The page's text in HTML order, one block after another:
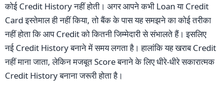
कोई Credit History नहीं होती। अगर आपने कभी Loan या Credit
Card इस्तेमाल ही नहीं किया, तो बैंक के पास यह समझने का कोई तरीका
नहीं होता कि आप Credit को कितनी जिम्मेदारी से संभालते हैं। इसलिए
नई Credit History बनाने में समय लगता है। हालांकि यह खराब Credit
नहीं माना जाता, लेकिन मजबूत Score बनाने के लिए धीरे-धीरे सकारात्मक
Credit History बनाना जरूरी होता है।